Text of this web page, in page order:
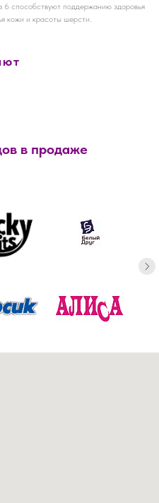
способствуют поддержанию здоровья
кожи и красоты шерсти.
в продаже